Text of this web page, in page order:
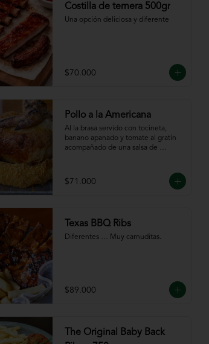
Costilla de ternera 500gr
Una opción deliciosa y diferente
$70.000
Pollo a la Americana
Al la brasa servido con tocineta,
banano apanado y tomate al gratín
acompañado de una salsa de
$71.000
Texas BBQ Ribs
Diferentes … Muy carnuditas.
$89.000
The Original Baby Back